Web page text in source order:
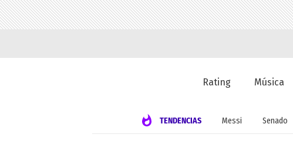
Rating Música
TENDENCIAS Messi Senado